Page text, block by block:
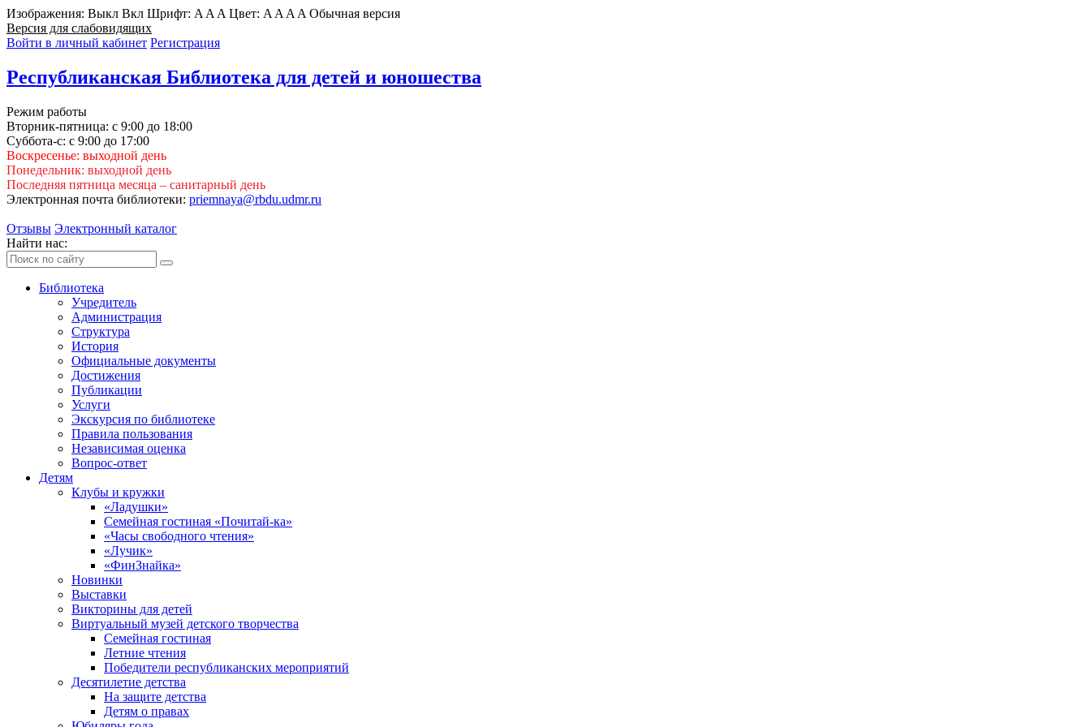
Изображения: Выкл Вкл Шрифт: A A A Цвет: A A A A Обычная версия
Версия для слабовидящих
Войти в личный кабинет Регистрация
Республиканская Библиотека для детей и юношества
Режим работы
Вторник-пятница: с 9:00 до 18:00
Суббота-с: с 9:00 до 17:00
Воскресенье: выходной день
Понедельник: выходной день
Последняя пятница месяца – санитарный день
Электронная почта библиотеки: priemnaya@rbdu.udmr.ru
Отзывы Электронный каталог
Найти нас:
Библиотека
Учредитель
Администрация
Структура
История
Официальные документы
Достижения
Публикации
Услуги
Экскурсия по библиотеке
Правила пользования
Независимая оценка
Вопрос-ответ
Детям
Клубы и кружки
«Ладушки»
Семейная гостиная «Почитай-ка»
«Часы свободного чтения»
«Лучик»
«ФинЗнайка»
Новинки
Выставки
Викторины для детей
Виртуальный музей детского творчества
Семейная гостиная
Летние чтения
Победители республиканских мероприятий
Десятилетие детства
На защите детства
Детям о правах